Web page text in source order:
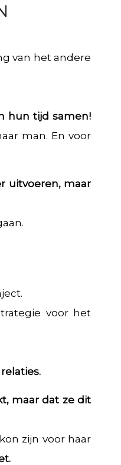
van het andere
hun tijd samen!
man. En voor
uitvoeren, maar
voor het
maar dat ze dit
zijn voor haar